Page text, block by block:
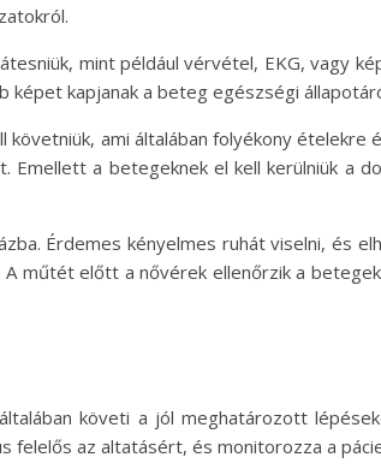
mint például vérvétel, EKG, vagy
képet kapjanak a beteg egészségi
ami általában folyékony
a betegeknek el kell kerülniük a
Érdemes kényelmes ruhát viselni, és
műtét előtt a nővérek ellenőrzik a
követi a jól meghatározott
az altatásért, és monitorozza a